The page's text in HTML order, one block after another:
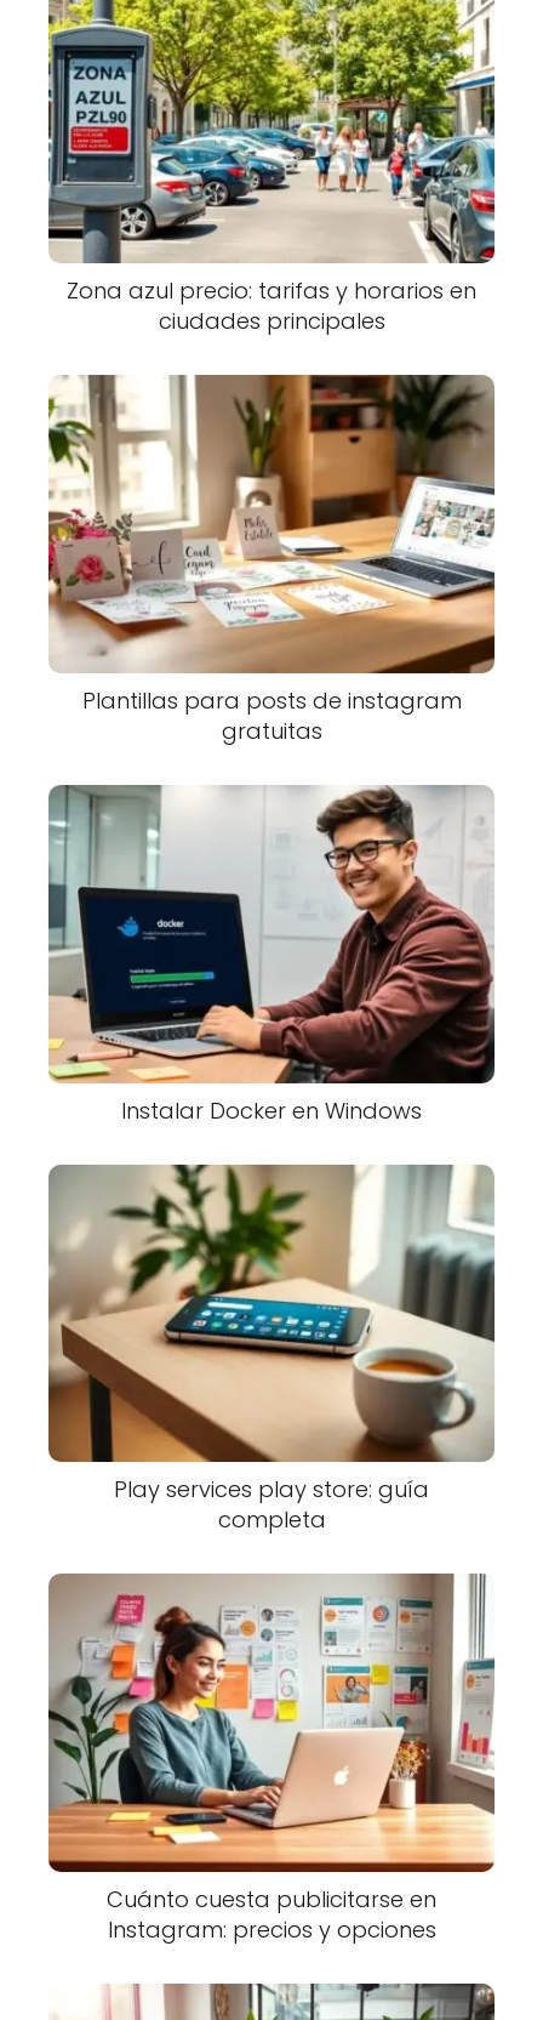
Zona azul precio: tarifas y horarios en
ciudades principales
Plantillas para posts de instagram
gratuitas
Instalar Docker en Windows
Play services play store: guía
completa
Cuánto cuesta publicitarse en
Instagram: precios y opciones